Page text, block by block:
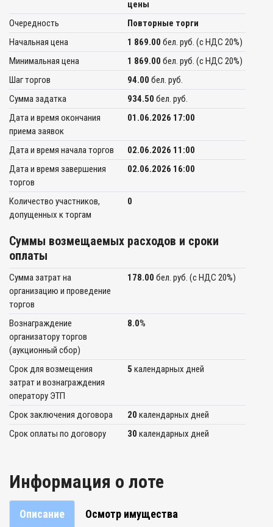
цены
Очередность
Повторные торги
Начальная цена
1 869.00 бел. руб. (c НДС 20%)
Минимальная цена
1 869.00 бел. руб. (c НДС 20%)
Шаг торгов
94.00 бел. руб.
Сумма задатка
934.50 бел. руб.
Дата и время окончания
приема заявок
01.06.2026 17:00
Дата и время начала торгов
02.06.2026 11:00
Дата и время завершения
торгов
02.06.2026 16:00
Количество участников,
допущенных к торгам
0
Суммы возмещаемых расходов и сроки
оплаты
Сумма затрат на
организацию и проведение
торгов
178.00 бел. руб. (c НДС 20%)
Вознаграждение
организатору торгов
(аукционный сбор)
8.0%
Срок для возмещения
затрат и вознаграждения
оператору ЭТП
5 календарных дней
Срок заключения договора 20 календарных дней
Срок оплаты по договору
30 календарных дней
Информация о лоте
Описание Осмотр имущества